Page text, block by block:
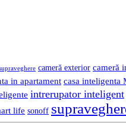
cameră exterior cameră
in apartament casa inteligenta
intrerupator inteligent
life sonoff